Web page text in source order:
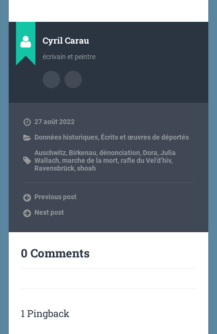
Cyril Carau
écrivain et peintre
27 août 2022
Données historiques, Écrits et œuvres de déportés
Auschwitz, Birkenau,dénonciation, Dora,Julia
Wallach, marche de la mort, rafle du Vel’d’hiv,
Ravensbrück,shoah
Previous post
Next post
0 Comments
1 Pingback